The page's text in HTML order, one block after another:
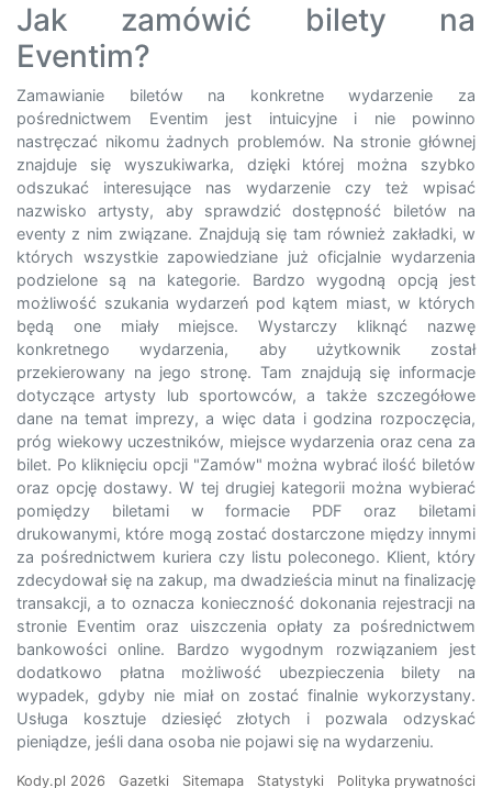
Jak zamówić bilety na
Eventim?
Zamawianie biletów na konkretne wydarzenie za
pośrednictwem Eventim jest intuicyjne i nie powinno
nastręczać nikomu żadnych problemów. Na stronie głównej
znajduje się wyszukiwarka, dzięki której można szybko
odszukać interesujące nas wydarzenie czy też wpisać
nazwisko artysty, aby sprawdzić dostępność biletów na
eventy z nim związane. Znajdują się tam również zakładki, w
których wszystkie zapowiedziane już oficjalnie wydarzenia
podzielone są na kategorie. Bardzo wygodną opcją jest
możliwość szukania wydarzeń pod kątem miast, w których
będą one miały miejsce. Wystarczy kliknąć nazwę
konkretnego wydarzenia, aby użytkownik został
przekierowany na jego stronę. Tam znajdują się informacje
dotyczące artysty lub sportowców, a także szczegółowe
dane na temat imprezy, a więc data i godzina rozpoczęcia,
próg wiekowy uczestników, miejsce wydarzenia oraz cena za
bilet. Po kliknięciu opcji "Zamów" można wybrać ilość biletów
oraz opcję dostawy. W tej drugiej kategorii można wybierać
pomiędzy biletami w formacie PDF oraz biletami
drukowanymi, które mogą zostać dostarczone między innymi
za pośrednictwem kuriera czy listu poleconego. Klient, który
zdecydował się na zakup, ma dwadzieścia minut na finalizację
transakcji, a to oznacza konieczność dokonania rejestracji na
stronie Eventim oraz uiszczenia opłaty za pośrednictwem
bankowości online. Bardzo wygodnym rozwiązaniem jest
dodatkowo płatna możliwość ubezpieczenia bilety na
wypadek, gdyby nie miał on zostać finalnie wykorzystany.
Usługa kosztuje dziesięć złotych i pozwala odzyskać
pieniądze, jeśli dana osoba nie pojawi się na wydarzeniu.
Kody.pl 2026 Gazetki Sitemapa Statystyki Polityka prywatności